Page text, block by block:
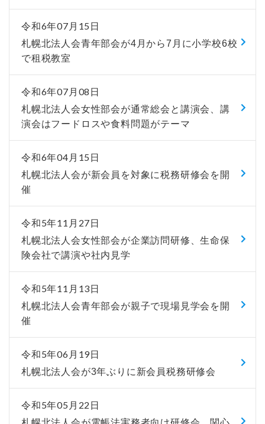
令和6年07月15日
札幌北法人会青年部会が4月から7月に小学校6校
で租税教室
令和6年07月08日
札幌北法人会女性部会が通常総会と講演会、講
演会はフードロスや食料問題がテーマ
令和6年04月15日
札幌北法人会が新会員を対象に税務研修会を開
催
令和5年11月27日
札幌北法人会女性部会が企業訪問研修、生命保
険会社で講演や社内見学
令和5年11月13日
札幌北法人会青年部会が親子で現場見学会を開
催
令和5年06月19日
札幌北法人会が3年ぶりに新会員税務研修会
令和5年05月22日